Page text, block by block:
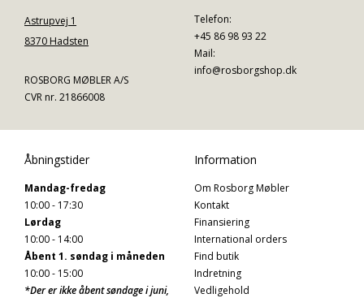
Astrupvej 1
8370 Hadsten
ROSBORG MØBLER A/S
CVR nr. 21866008
Telefon:
+45 86 98 93 22
Mail:
info@rosborgshop.dk
Åbningstider
Mandag-fredag
10:00 - 17:30
Lørdag
10:00 - 14:00
Åbent 1. søndag i måneden
10:00 - 15:00
*Der er ikke åbent søndage i juni,
Information
Om Rosborg Møbler
Kontakt
Finansiering
International orders
Find butik
Indretning
Vedligehold